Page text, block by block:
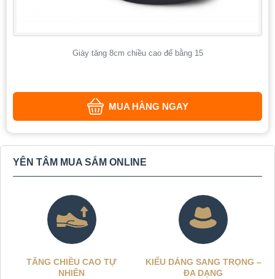
Giày tăng 8cm chiều cao đế bằng 15
MUA HÀNG NGAY
YÊN TÂM MUA SẮM ONLINE
TĂNG CHIỀU CAO TỰ
NHIÊN
KIỂU DÁNG SANG TRỌNG –
ĐA DẠNG